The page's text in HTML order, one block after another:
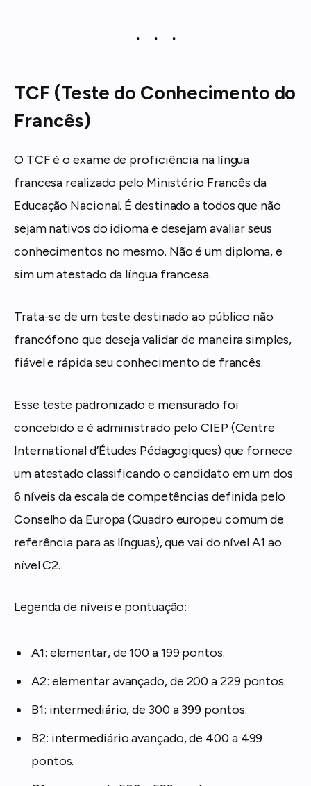
TCF (Teste do Conhecimento do
Francês)
O TCF é o exame de proficiência na língua
francesa realizado pelo Ministério Francês da
Educação Nacional. É destinado a todos que não
sejam nativos do idioma e desejam avaliar seus
conhecimentos no mesmo. Não é um diploma, e
sim um atestado da língua francesa.
Trata-se de um teste destinado ao público não
francófono que deseja validar de maneira simples,
fiável e rápida seu conhecimento de francês.
Esse teste padronizado e mensurado foi
concebido e é administrado pelo CIEP (Centre
International d’Études Pédagogiques) que fornece
um atestado classificando o candidato em um dos
6 níveis da escala de competências definida pelo
Conselho da Europa (Quadro europeu comum de
referência para as línguas), que vai do nível A1 ao
nível C2.
Legenda de níveis e pontuação:
A1: elementar, de 100 a 199 pontos.
A2: elementar avançado, de 200 a 229 pontos.
B1: intermediário, de 300 a 399 pontos.
B2: intermediário avançado, de 400 a 499
pontos.